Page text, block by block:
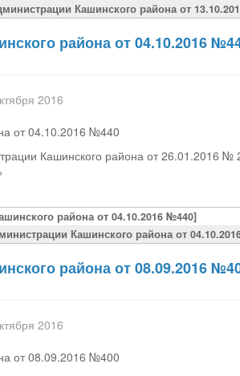
Кашинского района от
района от 04.10.2016
2016
от 04.10.2016 №440
Кашинского района от 26.01.2016 №
района от 04.10.2016 №440]
Кашинского района от
района от 08.09.2016
2016
от 08.09.2016 №400